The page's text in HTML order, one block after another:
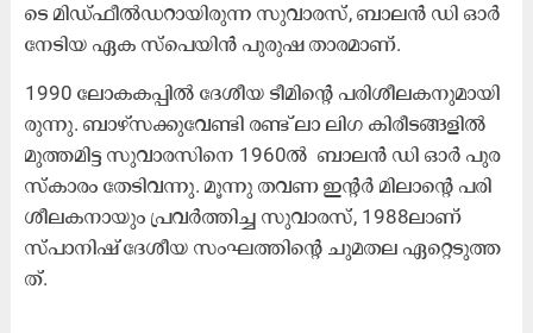
ടെ മി​ഡ്ഫീ​ൽ​ഡ​റാ​യി​രു​ന്ന സു​വാ​ര​സ്, ബാ​ല​ൻ ഡി ​ഓ​ർ
നേ​ടി​യ ഏ​ക സ്പെ​യി​ൻ പു​രു​ഷ താ​ര​മാ​ണ്.
1990 ലോ​ക​ക​പ്പി​ൽ ദേ​ശീ​യ ടീ​മി​ന്റെ പ​രി​ശീ​ല​ക​നു​മാ​യി​
രു​ന്നു. ബാ​ഴ്സക്കു​വേ​ണ്ടി ര​ണ്ട് ലാ ​ലി​ഗ കി​രീ​ട​ങ്ങ​ളി​ൽ
മു​ത്ത​മി​ട്ട സു​വാ​ര​സി​നെ 1960ൽ ​ ബാ​ല​ൻ ഡി ​ഓ​ർ പു​ര​
സ്കാ​രം തേ​ടി​വ​ന്നു. മൂ​ന്നു ത​വ​ണ ഇ​ന്റ​ർ മി​ലാ​ന്റെ പ​രി​
ശീ​ല​ക​നാ​യും പ്ര​വ​ർ​ത്തി​ച്ച സു​വാ​ര​സ്, 1988ലാ​ണ്
സ്പാ​നി​ഷ് ദേ​ശീ​യ സം​ഘ​ത്തി​ന്റെ ചു​മ​ത​ല ഏ​റ്റെ​ടു​ത്ത​
ത്.